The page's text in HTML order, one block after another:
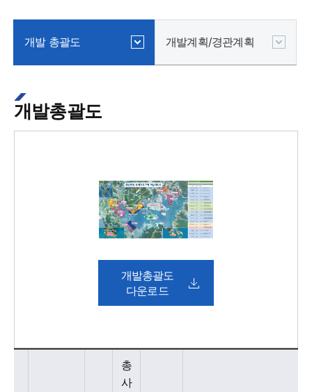
개발 총괄도 개발계획/경관계획
개발총괄도
개발총괄도
다운로드
개발총괄도 - 지구명, 단지명, 사업기간, 총사업비(억원), 면적(㎢), 사업내용 정보제공
총
사